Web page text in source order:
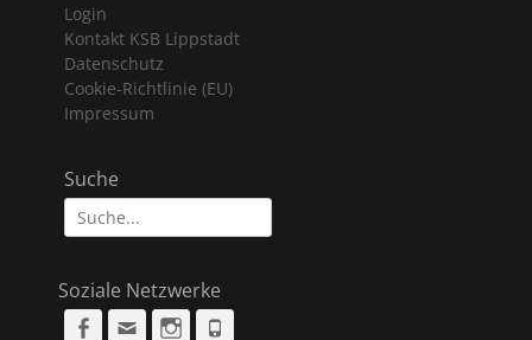
Login
Kontakt KSB Lippstadt
Datenschutz
Cookie-Richtlinie (EU)
Impressum
Suche
Suche
nach:
Soziale Netzwerke
Facebook
Email Instagram